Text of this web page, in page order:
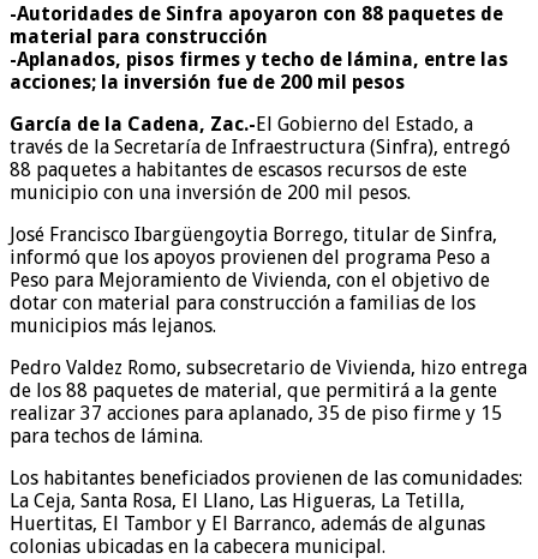
-Autoridades de Sinfra apoyaron con 88 paquetes de
material para construcción
-Aplanados, pisos firmes y techo de lámina, entre las
acciones; la inversión fue de 200 mil pesos
García de la Cadena, Zac.-El Gobierno del Estado, a
través de la Secretaría de Infraestructura (Sinfra), entregó
88 paquetes a habitantes de escasos recursos de este
municipio con una inversión de 200 mil pesos.
José Francisco Ibargüengoytia Borrego, titular de Sinfra,
informó que los apoyos provienen del programa Peso a
Peso para Mejoramiento de Vivienda, con el objetivo de
dotar con material para construcción a familias de los
municipios más lejanos.
Pedro Valdez Romo, subsecretario de Vivienda, hizo entrega
de los 88 paquetes de material, que permitirá a la gente
realizar 37 acciones para aplanado, 35 de piso firme y 15
para techos de lámina.
Los habitantes beneficiados provienen de las comunidades:
La Ceja, Santa Rosa, El Llano, Las Higueras, La Tetilla,
Huertitas, El Tambor y El Barranco, además de algunas
colonias ubicadas en la cabecera municipal.